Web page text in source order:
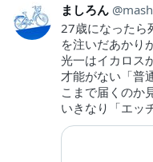
ましろん
27歳になったら
を注いだあかり
光一はイカロス
才能がない「普
こまで届くのか
いきなり「エッ